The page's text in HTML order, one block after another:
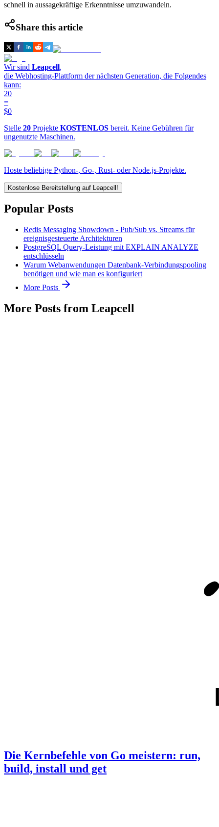
schnell in aussagekräftige Erkenntnisse umzuwandeln.
Share this article
Wir sind Leapcell,
die Webhosting-Plattform der nächsten Generation, die Folgendes
kann:
20
=
$0
Stelle 20 Projekte KOSTENLOS bereit. Keine Gebühren für
ungenutzte Maschinen.
Hoste beliebige Python-, Go-, Rust- oder Node.js-Projekte.
Kostenlose Bereitstellung auf Leapcell!
Popular Posts
Redis Messaging Showdown - Pub/Sub vs. Streams für
ereignisgesteuerte Architekturen
PostgreSQL Query-Leistung mit EXPLAIN ANALYZE
entschlüsseln
Warum Webanwendungen Datenbank-Verbindungspooling
benötigen und wie man es konfiguriert
More Posts
More Posts from Leapcell
Die Kernbefehle von Go meistern: run,
build, install und get